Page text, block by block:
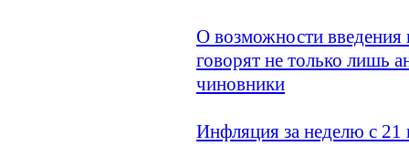
О возможности введения
говорят не только лишь
чиновники
Инфляция за неделю с 21